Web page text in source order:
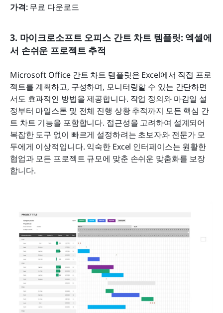
가격: 무료 다운로드
3. 마이크로소프트 오피스 간트 차트 템플릿: 엑셀에
서 손쉬운 프로젝트 추적
Microsoft Office 간트 차트 템플릿은 Excel에서 직접 프로
젝트를 계획하고, 구성하며, 모니터링할 수 있는 간단하면
서도 효과적인 방법을 제공합니다. 작업 정의와 마감일 설
정부터 마일스톤 및 전체 진행 상황 추적까지 모든 핵심 간
트 차트 기능을 포함합니다. 접근성을 고려하여 설계되어
복잡한 도구 없이 빠르게 설정하려는 초보자와 전문가 모
두에게 이상적입니다. 익숙한 Excel 인터페이스는 원활한
협업과 모든 프로젝트 규모에 맞춘 손쉬운 맞춤화를 보장
합니다.